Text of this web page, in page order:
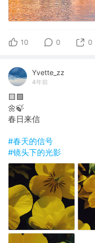
10 0 0
Yvette_zz
4年前
🟨🟩
🌼🍃
春日来信
#春天的信号
#镜头下的光影